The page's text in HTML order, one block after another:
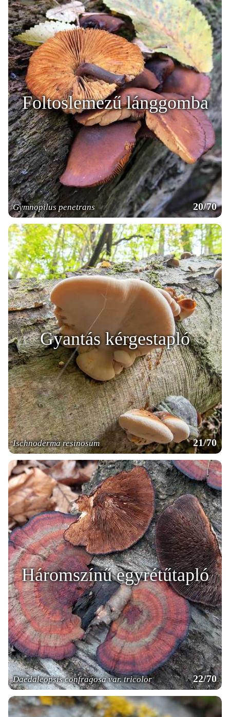
Foltoslemezű lánggomba
Gymnopilus penetrans 20/70
Gyantás kérgestapló
Ischnoderma resinosum 21/70
Háromszínű egyrétűtapló
Daedaleopsis confragosa var. tricolor 22/70